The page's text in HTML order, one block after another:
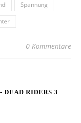
Spannung
0 Kommentare
DEAD RIDERS 3